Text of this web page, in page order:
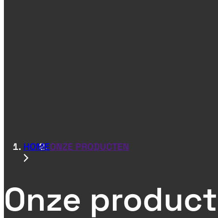
HOMEONZE PRODUCTEN
Onze